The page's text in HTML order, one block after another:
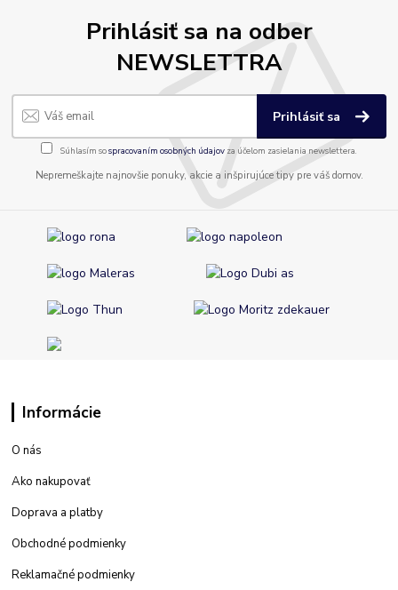
Prihlásiť sa na odber
NEWSLETTRA
Prihlásiť sa
Súhlasím sospracovaním osobných údajov za účelom zasielania newslettera.
Nepremeškajte najnovšie ponuky, akcie a inšpirujúce tipy pre váš domov.
Informácie
O nás
Ako nakupovať
Doprava a platby
Obchodné podmienky
Reklamačné podmienky